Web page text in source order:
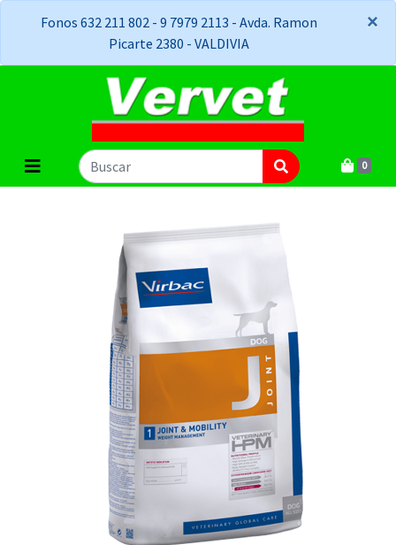
Fonos 632 211 802 - 9 7979 2113 - Avda. Ramon
Picarte 2380 - VALDIVIA
×
×
0